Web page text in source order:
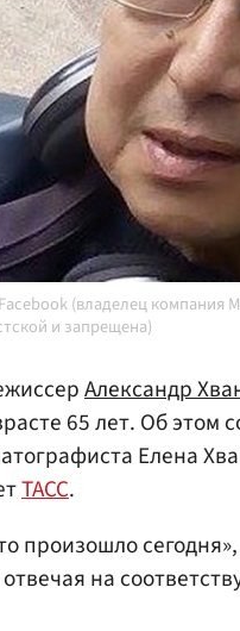
(владелец компания
и запрещена)
Александр
65 лет. Об этом
Елена
ТАСС.
произошло
на